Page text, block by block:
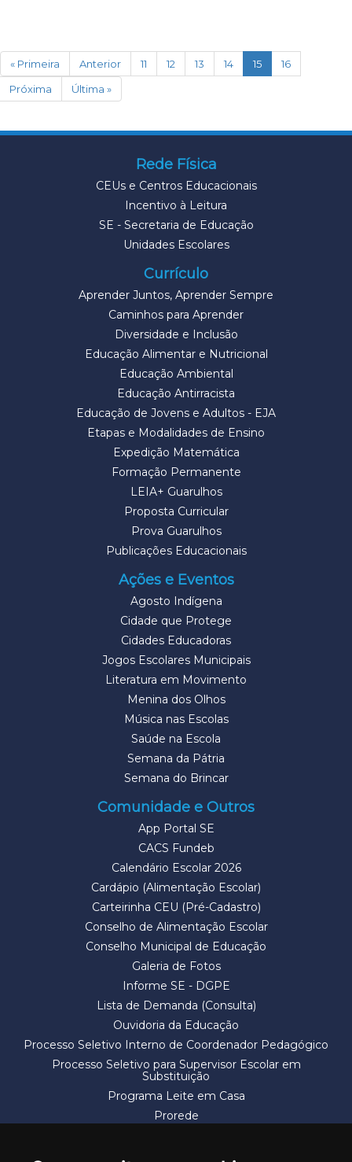
« Primeira Anterior 11 12 13 14 15(current)
16
Próxima
Última »
Rede Física
CEUs e Centros Educacionais
Incentivo à Leitura
SE - Secretaria de Educação
Unidades Escolares
Currículo
Aprender Juntos, Aprender Sempre
Caminhos para Aprender
Diversidade e Inclusão
Educação Alimentar e Nutricional
Educação Ambiental
Educação Antirracista
Educação de Jovens e Adultos - EJA
Etapas e Modalidades de Ensino
Expedição Matemática
Formação Permanente
LEIA+ Guarulhos
Proposta Curricular
Prova Guarulhos
Publicações Educacionais
Ações e Eventos
Agosto Indígena
Cidade que Protege
Cidades Educadoras
Jogos Escolares Municipais
Literatura em Movimento
Menina dos Olhos
Música nas Escolas
Saúde na Escola
Semana da Pátria
Semana do Brincar
Comunidade e Outros
App Portal SE
CACS Fundeb
Calendário Escolar 2026
Cardápio (Alimentação Escolar)
Carteirinha CEU (Pré-Cadastro)
Conselho de Alimentação Escolar
Conselho Municipal de Educação
Galeria de Fotos
Informe SE - DGPE
Lista de Demanda (Consulta)
Ouvidoria da Educação
Processo Seletivo Interno de Coordenador Pedagógico
Processo Seletivo para Supervisor Escolar em
Substituição
Programa Leite em Casa
Prorede